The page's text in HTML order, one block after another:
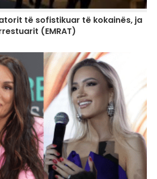
të sofistikuar të kokainës, ja
(EMRAT)